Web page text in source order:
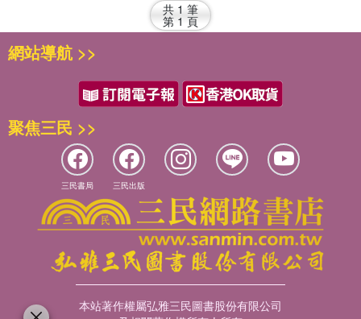
共 1 筆
第 1 頁
網站導航 >>
聚焦三民 >>
三民書局 三民出版
本站著作權屬弘雅三民圖書股份有限公司